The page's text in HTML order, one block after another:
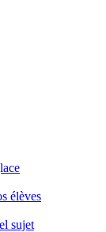
élèves
sujet